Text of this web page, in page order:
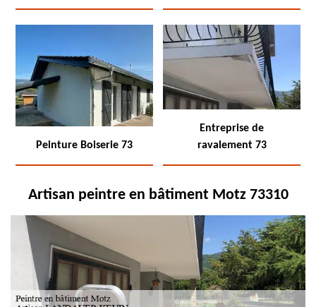
Peinture Boiserie 73
Entreprise de
ravalement 73
Artisan peintre en bâtiment Motz 73310